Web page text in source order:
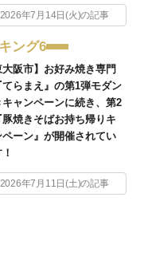
2026年7月14日(火)の記事
ング6
大阪市】お好み焼き専門
てらまえ』の第1弾モダン
キャンペーンに続き、第2
豚焼きそばお持ち帰りキ
ペーン』が開催されてい
2026年7月11日(土)の記事